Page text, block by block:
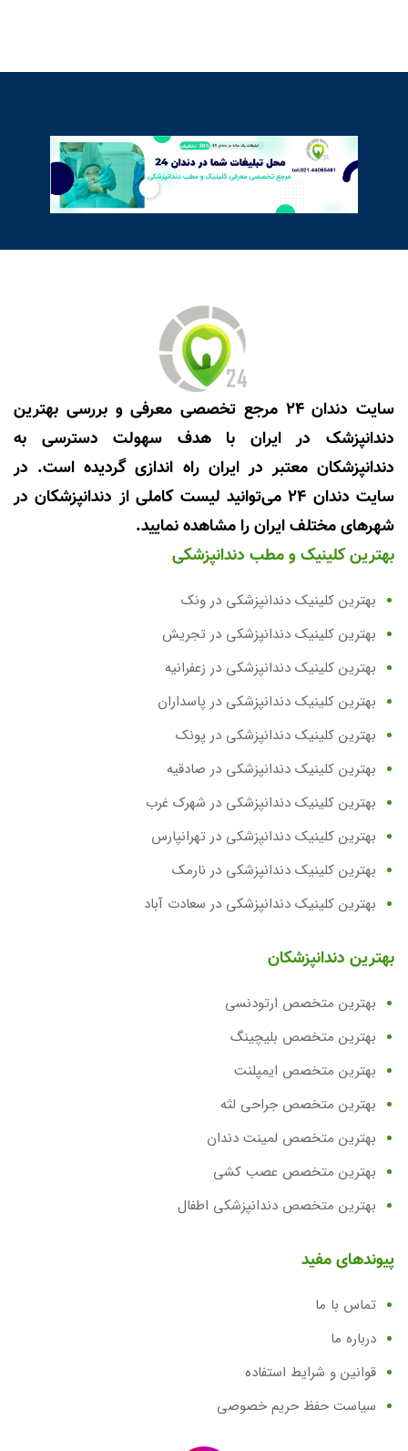
سایت دندان 24 مرجع تخصصی معرفی و بررسی بهترین
دندانپزشک در ایران با هدف سهولت دسترسی به
دندانپزشکان معتبر در ایران راه اندازی گردیده است. در
سایت دندان 24 می‌توانید لیست کاملی از دندانپزشکان در
شهرهای مختلف ایران را مشاهده نمایید.
بهترین کلینیک و مطب دندانپزشکی
بهترین کلینیک دندانپزشکی در ونک
بهترین کلینیک دندانپزشکی در تجریش
بهترین کلینیک دندانپزشکی در زعفرانیه
بهترین کلینیک دندانپزشکی در پاسداران
بهترین کلینیک دندانپزشکی در پونک
بهترین کلینیک دندانپزشکی در صادقیه
بهترین کلینیک دندانپزشکی در شهرک غرب
بهترین کلینیک دندانپزشکی در تهرانپارس
بهترین کلینیک دندانپزشکی در نارمک
بهترین کلینیک دندانپزشکی در سعادت آباد
بهترین دندانپزشکان
بهترین متخصص ارتودنسی
بهترین متخصص بلیچینگ
بهترین متخصص ایمپلنت
بهترین متخصص جراحی لثه
بهترین متخصص لمینت دندان
بهترین متخصص عصب کشی
بهترین متخصص دندانپزشکی اطفال
پیوندهای مفید
تماس با ما
درباره ما
قوانین و شرایط استفاده
سیاست حفظ حریم خصوصی